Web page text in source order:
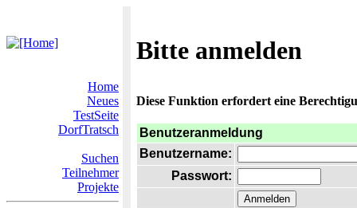
Bitte anmelden
Home
Neues
TestSeite
DorfTratsch
Suchen
Teilnehmer
Projekte
Diese Funktion erfordert eine
Benutzeranmeldung
Benutzername:
Passwort: